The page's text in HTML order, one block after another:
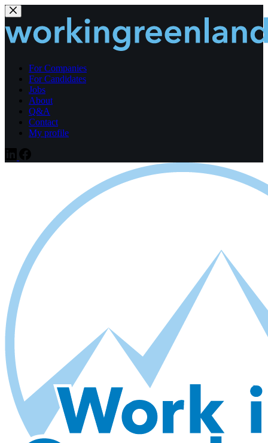
Fortsæt
til
indhold
For Companies
For Candidates
Jobs
About
Q&A
Contact
My profile